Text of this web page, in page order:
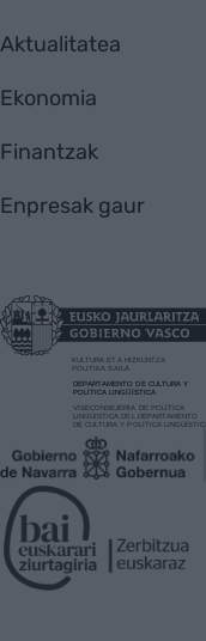
Aktualitatea
Ekonomia
Finantzak
Enpresak gaur